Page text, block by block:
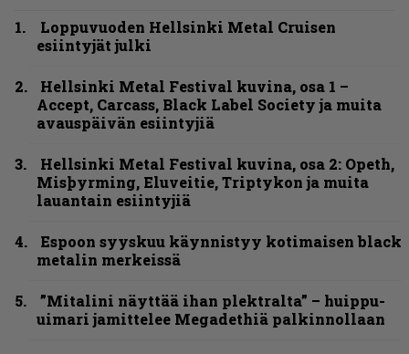
Loppuvuoden Hellsinki Metal Cruisen
esiintyjät julki
Hellsinki Metal Festival kuvina, osa 1 –
Accept, Carcass, Black Label Society ja muita
avauspäivän esiintyjiä
Hellsinki Metal Festival kuvina, osa 2: Opeth,
Misþyrming, Eluveitie, Triptykon ja muita
lauantain esiintyjiä
Espoon syyskuu käynnistyy kotimaisen black
metalin merkeissä
”Mitalini näyttää ihan plektralta” – huippu-
uimari jamittelee Megadethiä palkinnollaan